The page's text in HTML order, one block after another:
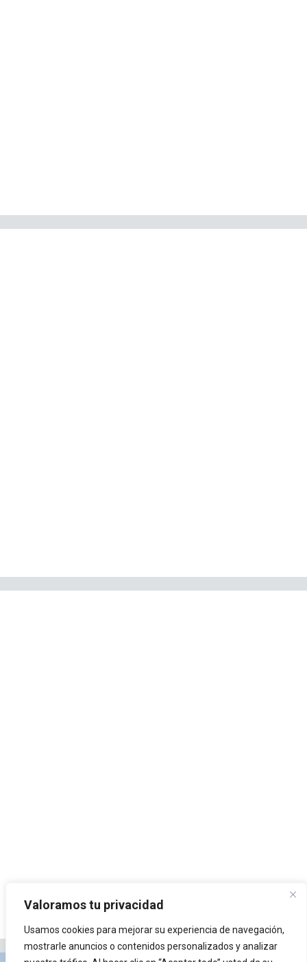
Valoramos tu privacidad
Usamos cookies para mejorar su experiencia de navegación,
mostrarle anuncios o contenidos personalizados y analizar